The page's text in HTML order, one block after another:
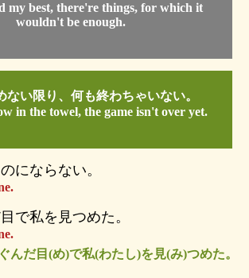
my best, there're things, for which it
wouldn't be enough.
ない限り、何も終わちゃいない。
in the towel, the game isn't over yet.
にならない。
で私を見つめた。
んだ目(め)で私(わたし)を見(み)つめた。